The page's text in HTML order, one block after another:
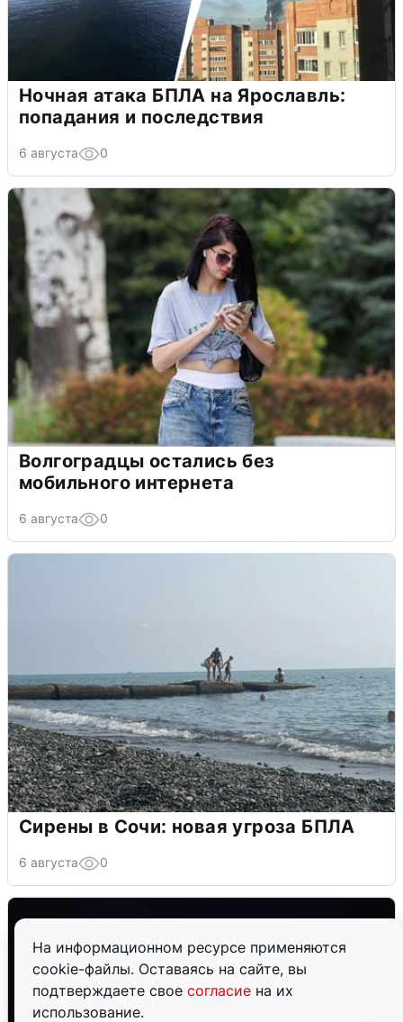
На информационном ресурсе применяются
cookie-файлы. Оставаясь на сайте, вы
подтверждаете свое согласие на их
использование.
Ночная атака БПЛА на Ярославль:
попадания и последствия
6 августа 0
Волгоградцы остались без
мобильного интернета
6 августа 0
Сирены в Сочи: новая угроза БПЛА
6 августа 0